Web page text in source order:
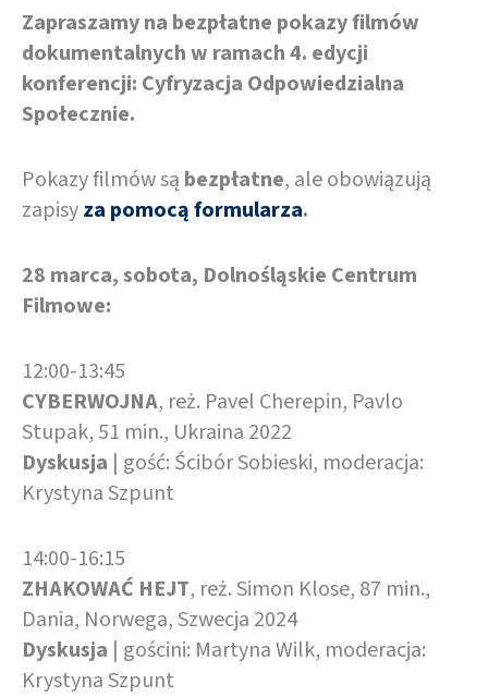
Zapraszamy na bezpłatne pokazy filmów
dokumentalnych w ramach 4. edycji
konferencji: Cyfryzacja Odpowiedzialna
Społecznie.
Pokazy filmów są bezpłatne, ale obowiązują
zapisyza pomocą formularza.
28 marca, sobota, Dolnośląskie Centrum
Filmowe:
12:00-13:45
CYBERWOJNA, reż. Pavel Cherepin, Pavlo
Stupak, 51 min., Ukraina 2022
Dyskusja | gość: Ścibór Sobieski, moderacja:
Krystyna Szpunt
14:00-16:15
ZHAKOWAĆ HEJT, reż. Simon Klose, 87 min.,
Dania, Norwega, Szwecja 2024
Dyskusja | gościni: Martyna Wilk, moderacja:
Krystyna Szpunt